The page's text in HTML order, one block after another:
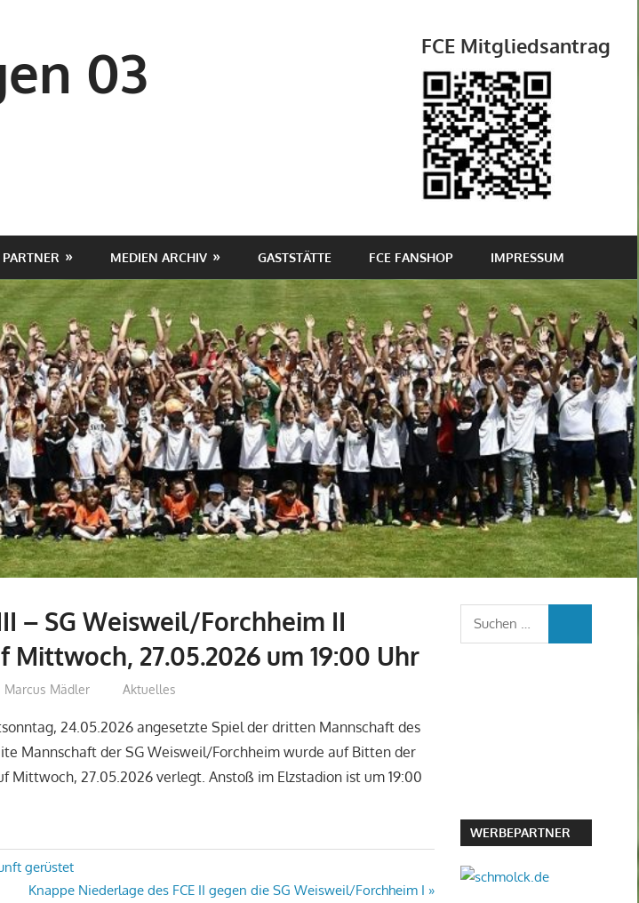
03 FCE Mitgliedsantrag
PARTNER MEDIEN ARCHIV GASTSTÄTTE FCE FANSHOP IMPRESSUM
– SG Weisweil/Forchheim II
Mittwoch, 27.05.2026 um 19:00 Uhr
Marcus Mädler Aktuelles
24.05.2026 angesetzte Spiel der dritten Mannschaft des
Mannschaft der SG Weisweil/Forchheim wurde auf Bitten der
Mittwoch, 27.05.2026 verlegt. Anstoß im Elzstadion ist um 19:00
gerüstet
Nächster
Knappe Niederlage des FCE II gegen die SG Weisweil/Forchheim I
Suchen
WERBEPARTNER